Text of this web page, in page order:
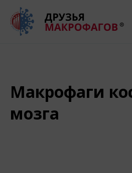
Макрофаги
мозга